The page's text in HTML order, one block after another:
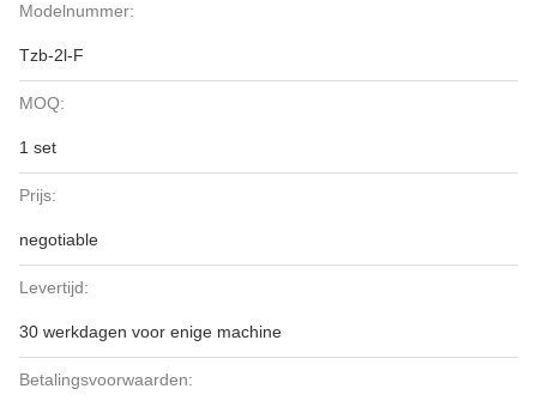
Modelnummer:
Tzb-2l-F
MOQ:
1 set
Prijs:
negotiable
Levertijd:
30 werkdagen voor enige machine
Betalingsvoorwaarden: